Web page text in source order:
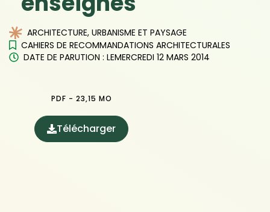
ARCHITECTURE, URBANISME ET PAYSAGE
CAHIERS DE RECOMMANDATIONS ARCHITECTURALES
DATE DE PARUTION : LEMERCREDI 12 MARS 2014
PDF - 23,15 MO
Télécharger
(ouverture dans un nouvel onglet)